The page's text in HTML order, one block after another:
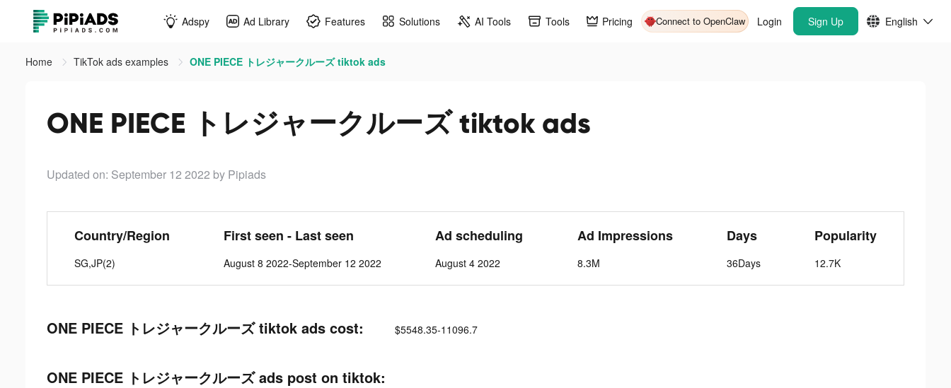
Adspy Ad Library Features Solutions AI Tools Tools Pricing Connect to OpenClaw Login Sign Up English
Home TikTok ads examples ONE PIECE トレジャークルーズ tiktok ads
ONE PIECE トレジャークルーズ tiktok ads
Updated on: September 12 2022 by Pipiads
Country/Region
SG,JP(2)
First seen - Last seen
August 8 2022-September 12 2022
Ad scheduling
August 4 2022
Ad Impressions
8.3M
Days
36Days
Popularity
12.7K
ONE PIECE トレジャークルーズ tiktok ads cost: $5548.35-11096.7
ONE PIECE トレジャークルーズ ads post on tiktok: